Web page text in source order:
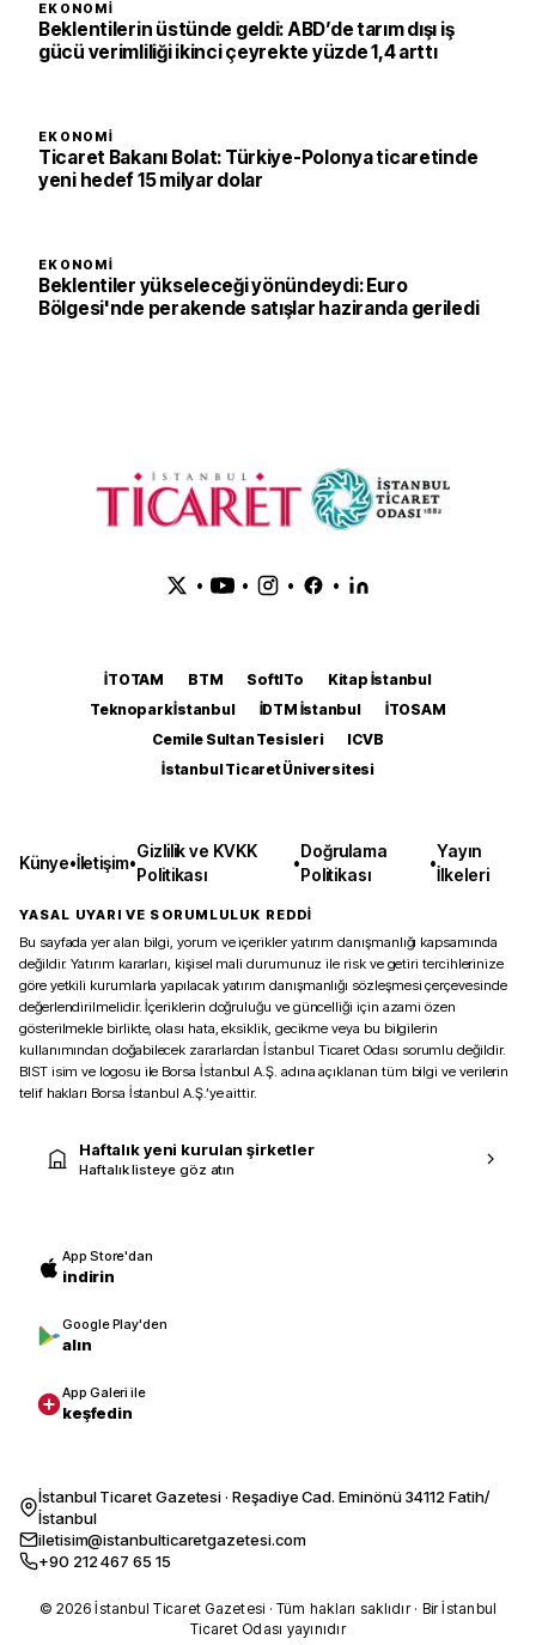
EKONOMI
Beklentilerin üstünde geldi: ABD’de tarım dışı iş
gücü verimliliği ikinci çeyrekte yüzde 1,4 arttı
EKONOMI
Ticaret Bakanı Bolat: Türkiye-Polonya ticaretinde
yeni hedef 15 milyar dolar
EKONOMI
Beklentiler yükseleceği yönündeydi: Euro
Bölgesi'nde perakende satışlar haziranda geriledi
• • • •
İTOTAM BTM SoftITo
Kitap İstanbul
Teknopark İstanbul
İDTM İstanbul
İTOSAM
Cemile Sultan Tesisleri
ICVB
İstanbul Ticaret Üniversitesi
Künye•İletişim•
Gizlilik ve KVKK
Politikası
•
Doğrulama
Politikası
•
Yayın
İlkeleri
YASAL UYARI VE SORUMLULUK REDDİ
Bu sayfada yer alan bilgi, yorum ve içerikler yatırım danışmanlığı kapsamında
değildir. Yatırım kararları, kişisel mali durumunuz ile risk ve getiri tercihlerinize
göre yetkili kurumlarla yapılacak yatırım danışmanlığı sözleşmesi çerçevesinde
değerlendirilmelidir. İçeriklerin doğruluğu ve güncelliği için azami özen
gösterilmekle birlikte, olası hata, eksiklik, gecikme veya bu bilgilerin
kullanımından doğabilecek zararlardan İstanbul Ticaret Odası sorumlu değildir.
BIST isim ve logosu ile Borsa İstanbul A.Ş. adına açıklanan tüm bilgi ve verilerin
telif hakları Borsa İstanbul A.Ş.’ye aittir.
Haftalık yeni kurulan şirketler
Haftalık listeye göz atın
App Store'dan
indirin
Google Play'den
alın
App Galeri ile
keşfedin
İstanbul Ticaret Gazetesi · Reşadiye Cad. Eminönü 34112 Fatih/
İstanbul
iletisim@istanbulticaretgazetesi.com
+90 212 467 65 15
© 2026 İstanbul Ticaret Gazetesi · Tüm hakları saklıdır · Bir İstanbul
Ticaret Odası yayınıdır